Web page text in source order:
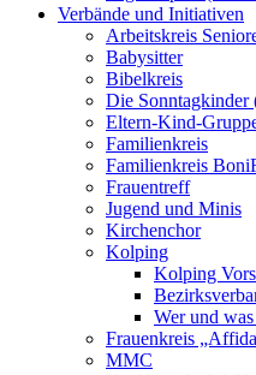
Verbände und Initiativen
Arbeitskreis
Babysitter
Bibelkreis
Die Sonntagkinder
Eltern-Kind-
Familienkreis
Familienkreis
Frauentreff
Jugend und Minis
Kirchenchor
Kolping
Kolping
Wer und
Frauenkreis
MMC